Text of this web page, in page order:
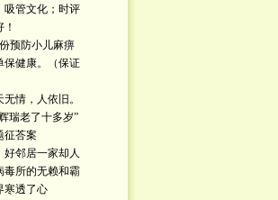
吸管文化；时评
预防小儿麻痹
保健康。（保证
情，人依旧。
瑞老了十多岁”
征荅案
好邻居一家却人
毒所的无赖和霸
寒透了心